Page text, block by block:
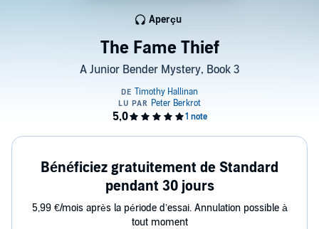
The Fame Thief
A Junior Bender Mystery, Book 3
Aperçu
Bénéficiez gratuitement de Standard
pendant 30 jours
5,99 €/mois après la période d’essai. Annulation possible à
tout moment